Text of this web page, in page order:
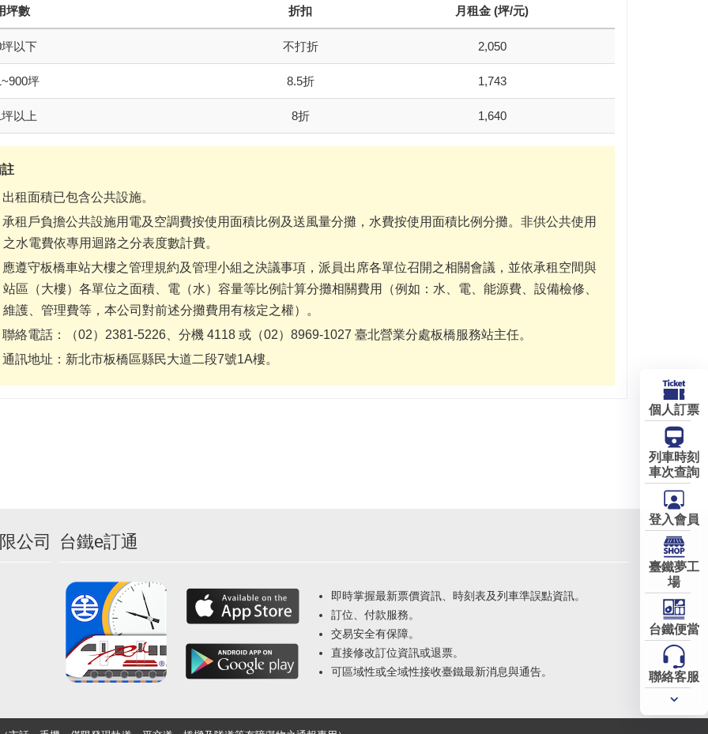
坪數 折扣 月租金 (坪/元)
以下 不打折 2,050
坪 8.5折 1,743
以上 8折 1,640
出租面積已包含公共設施。
承租戶負擔公共設施用電及空調費按使用面積比例及送風量分攤，水費按使用面積比例分攤。非供公共使用
之水電費依專用迴路之分表度數計費。
應遵守板橋車站大樓之管理規約及管理小組之決議事項，派員出席各單位召開之相關會議，並依承租空間與
站區（大樓）各單位之面積、電（水）容量等比例計算分攤相關費用（例如：水、電、能源費、設備檢修、
維護、管理費等，本公司對前述分攤費用有核定之權）。
聯絡電話：（02）2381-5226、分機 4118 或（02）8969-1027 臺北營業分處板橋服務站主任。
通訊地址：新北市板橋區縣民大道二段7號1A樓。
公司 台鐵e訂通
即時掌握最新票價資訊、時刻表及列車準誤點資訊。
訂位、付款服務。
交易安全有保障。
直接修改訂位資訊或退票。
可區域性或全域性接收臺鐵最新消息與通告。
個人訂票
列車時刻
車次查詢
登入會員
臺鐵夢工
場
台鐵便當
聯絡客服
常用